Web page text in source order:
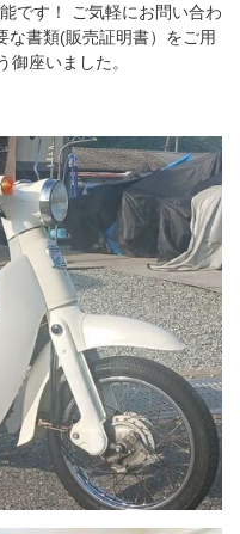
です！ ご気軽にお問い合わ
な書類(販売証明書）をご用
御座いました。